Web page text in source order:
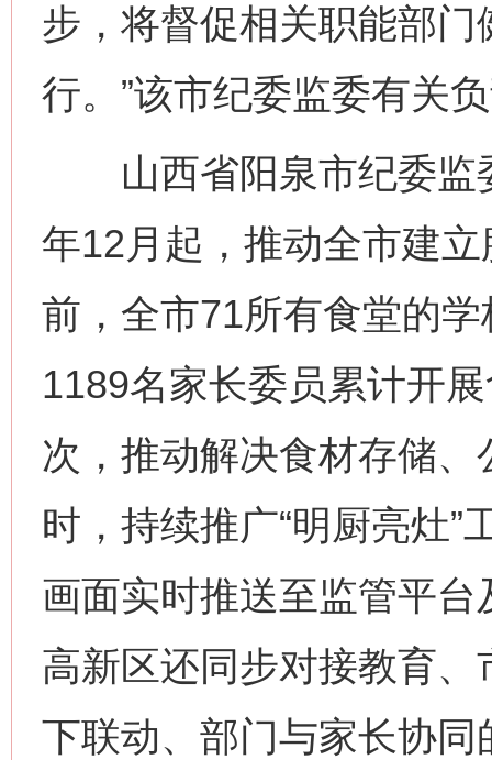
步，将督促相关职能部
行。”该市纪委监委有关
山西省阳泉市纪委监
年12月起，推动全市建
前，全市71所有食堂的
1189名家长委员累计开
次，推动解决食材存储
时，持续推广“明厨亮灶
画面实时推送至监管平
高新区还同步对接教育
下联动、部门与家长协同